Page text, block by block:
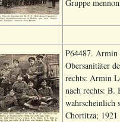
Gruppe
P64487. Armin
Obersanitäter
rechts: Armin
nach rechts: B.
wahrscheinlich
Chortitza;